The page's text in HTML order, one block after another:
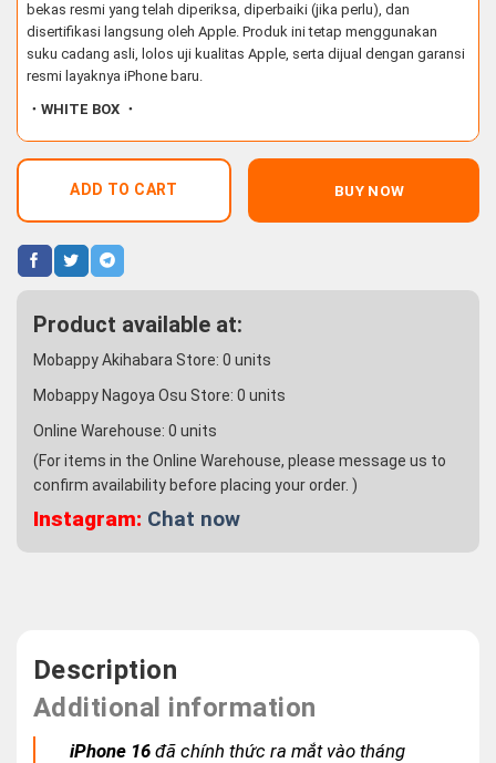
bekas resmi yang telah diperiksa, diperbaiki (jika perlu), dan
disertifikasi langsung oleh Apple. Produk ini tetap menggunakan
suku cadang asli, lolos uji kualitas Apple, serta dijual dengan garansi
resmi layaknya iPhone baru.
・WHITE BOX ・
ADD TO CART BUY NOW
Product available at:
Mobappy Akihabara Store: 0 units
Mobappy Nagoya Osu Store: 0 units
Online Warehouse: 0 units
(For items in the Online Warehouse, please message us to
confirm availability before placing your order. )
Instagram: Chat now
Description
Additional information
iPhone 16 đã chính thức ra mắt vào tháng